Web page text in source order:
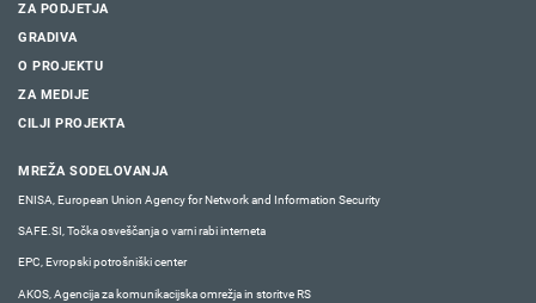
ZA PODJETJA
GRADIVA
O PROJEKTU
ZA MEDIJE
CILJI PROJEKTA
MREŽA SODELOVANJA
ENISA, European Union Agency for Network and Information Security
SAFE.SI, Točka osveščanja o varni rabi interneta
EPC, Evropski potrošniški center
AKOS, Agencija za komunikacijska omrežja in storitve RS